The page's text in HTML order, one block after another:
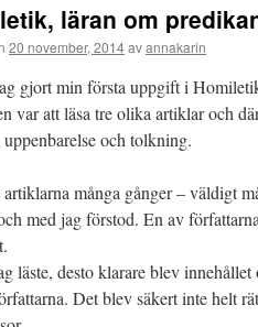
läran om
20 november, 2014avannakarin
gjort min första uppgift i
var att läsa tre olika artiklar och
och tolkning.
artiklarna många gånger – väldigt
med jag förstod. En av
läste, desto klarare blev
Det blev säkert inte helt